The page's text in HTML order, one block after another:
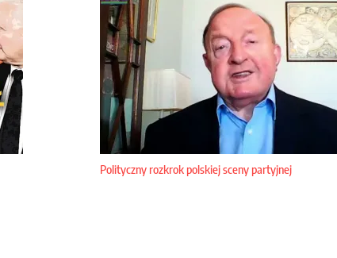
Polityczny rozkrok polskiej sceny partyjnej